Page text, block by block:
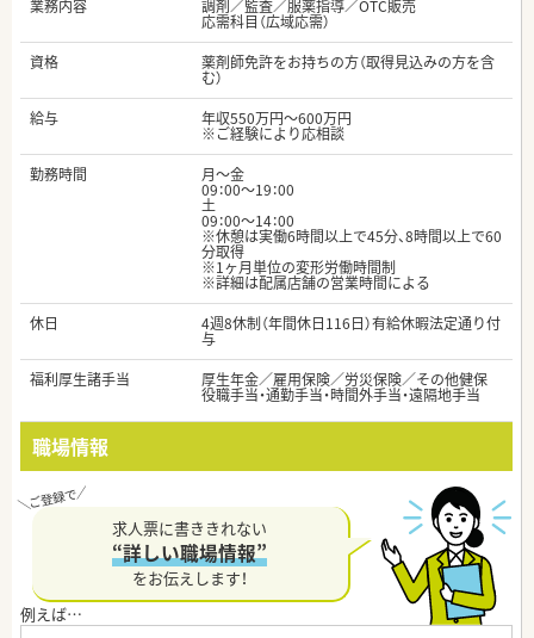
業務内容
調剤／監査／服薬指導／OTC販売
応需科目（広域応需）
資格
薬剤師免許をお持ちの方（取得見込みの方を含
む）
給与
年収550万円～600万円
※ご経験により応相談
勤務時間
月～金
09：00～19：00
土
09：00～14：00
※休憩は実働6時間以上で45分、8時間以上で60
分取得
※1ヶ月単位の変形労働時間制
※詳細は配属店舗の営業時間による
休日
4週8休制（年間休日116日）有給休暇法定通り付
与
福利厚生諸手当
厚生年金／雇用保険／労災保険／その他健保
役職手当・通勤手当・時間外手当・遠隔地手当
職場情報
求人票に書ききれない
“詳しい職場情報”
をお伝えします！